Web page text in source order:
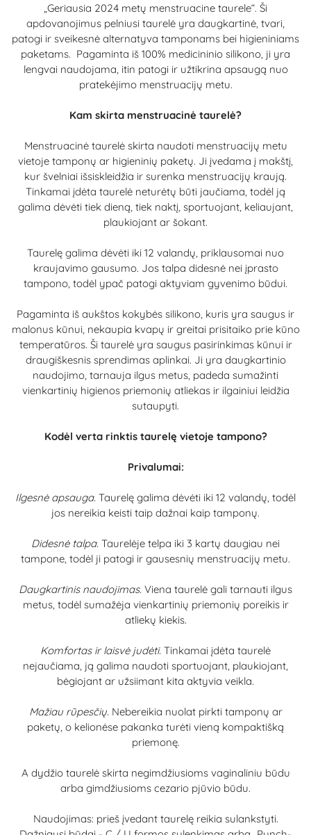
„Geriausia 2024 metų menstruacine taurele“. Ši
apdovanojimus pelniusi taurelė yra daugkartinė, tvari,
patogi ir sveikesnė alternatyva tamponams bei higieniniams
paketams. Pagaminta iš 100% medicininio silikono, ji yra
lengvai naudojama, itin patogi ir užtikrina apsaugą nuo
pratekėjimo menstruacijų metu.
Kam skirta menstruacinė taurelė?
Menstruacinė taurelė skirta naudoti menstruacijų metu
vietoje tamponų ar higieninių paketų. Ji įvedama į makštį,
kur švelniai išsiskleidžia ir surenka menstruacijų kraują.
Tinkamai įdėta taurelė neturėtų būti jaučiama, todėl ją
galima dėvėti tiek dieną, tiek naktį, sportuojant, keliaujant,
plaukiojant ar šokant.
Taurelę galima dėvėti iki 12 valandų, priklausomai nuo
kraujavimo gausumo. Jos talpa didesnė nei įprasto
tampono, todėl ypač patogi aktyviam gyvenimo būdui.
Pagaminta iš aukštos kokybės silikono, kuris yra saugus ir
malonus kūnui, nekaupia kvapų ir greitai prisitaiko prie kūno
temperatūros. Ši taurelė yra saugus pasirinkimas kūnui ir
draugiškesnis sprendimas aplinkai. Ji yra daugkartinio
naudojimo, tarnauja ilgus metus, padeda sumažinti
vienkartinių higienos priemonių atliekas ir ilgainiui leidžia
sutaupyti.
Kodėl verta rinktis taurelę vietoje tampono?
Privalumai:
Ilgesnė apsauga. Taurelę galima dėvėti iki 12 valandų, todėl
jos nereikia keisti taip dažnai kaip tamponų.
Didesnė talpa. Taurelėje telpa iki 3 kartų daugiau nei
tampone, todėl ji patogi ir gausesnių menstruacijų metu.
Daugkartinis naudojimas. Viena taurelė gali tarnauti ilgus
metus, todėl sumažėja vienkartinių priemonių poreikis ir
atliekų kiekis.
Komfortas ir laisvė judėti. Tinkamai įdėta taurelė
nejaučiama, ją galima naudoti sportuojant, plaukiojant,
bėgiojant ar užsiimant kita aktyvia veikla.
Mažiau rūpesčių. Nebereikia nuolat pirkti tamponų ar
paketų, o kelionėse pakanka turėti vieną kompaktišką
priemonę.
A dydžio taurelė skirta negimdžiusioms vaginaliniu būdu
arba gimdžiusioms cezario pjūvio būdu.
Naudojimas: prieš įvedant taurelę reikia sulankstyti.